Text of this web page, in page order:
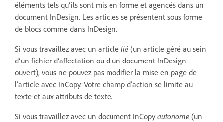
éléments tels qu’ils sont mis en forme et agencés dans un
document InDesign. Les articles se présentent sous forme
de blocs comme dans InDesign.
Si vous travaillez avec un article lié (un article géré au sein
d’un fichier d’affectation ou d’un document InDesign
ouvert), vous ne pouvez pas modifier la mise en page de
l’article avec InCopy. Votre champ d’action se limite au
texte et aux attributs de texte.
Si vous travaillez avec un document InCopy autonome (un